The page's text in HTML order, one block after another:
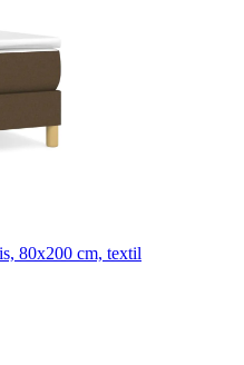
80x200 cm, textil